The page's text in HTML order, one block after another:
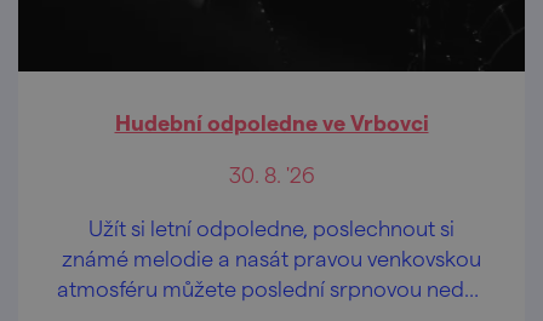
Hudební odpoledne ve Vrbovci
30. 8. '26
Užít si letní odpoledne, poslechnout si
známé melodie a nasát pravou venkovskou
atmosféru můžete poslední srpnovou neděli